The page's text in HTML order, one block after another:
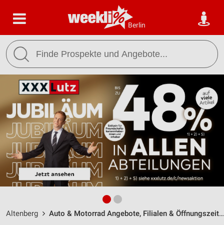
Berlin
Altenberg Auto & Motorrad Angebote, Filialen & Öffnungszeiten